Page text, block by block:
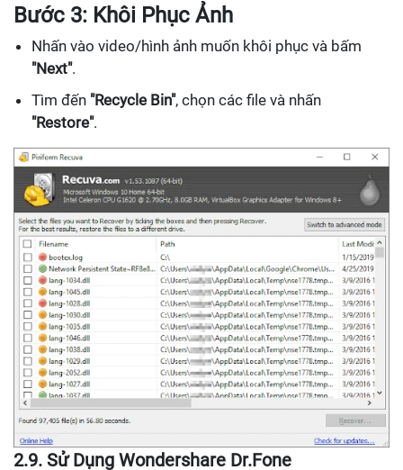
Bước 3: Khôi Phục Ảnh
Nhấn vào video/hình ảnh muốn khôi phục và bấm
"Next".
Tìm đến "Recycle Bin", chọn các file và nhấn
"Restore".
2.9. Sử Dụng Wondershare Dr.Fone